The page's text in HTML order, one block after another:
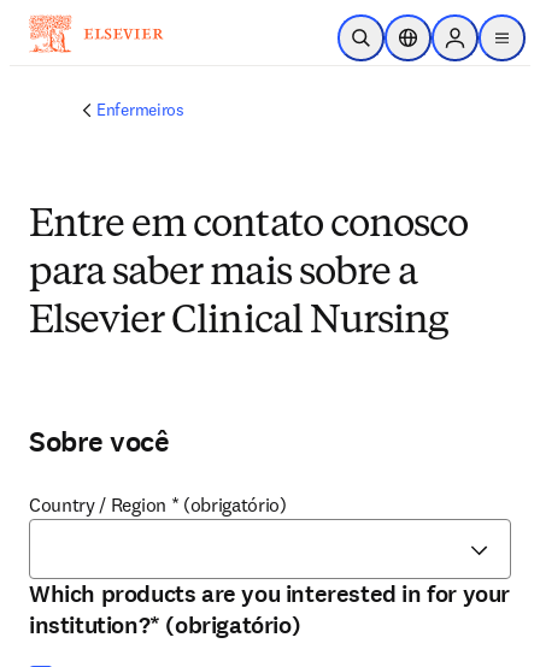
Ir para o conteúdo principal
Pesquisa aberta
Seletor deSign in to
menu
Enfermeiros
Entre em contato conosco
para saber mais sobre a
Elsevier Clinical Nursing
Sobre você
Country / Region * (obrigatório)
Selecione pelo menos uma opção
Which products are you interested in for your
institution?* (obrigatório)